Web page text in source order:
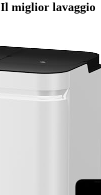
miglior lavaggio